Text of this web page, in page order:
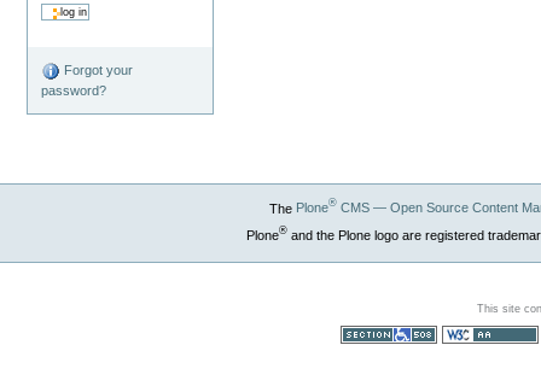
Forgot your
password?
The Plone®CMS — Open Source Content
Plone®and the Plone logo are registered
This site